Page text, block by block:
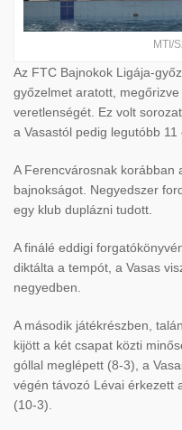
MTI/
Az FTC Bajnokok Ligája-
győzelmet aratott,
veretlenségét. Ez volt
a Vasastól pedig legutóbb 11
A Ferencvárosnak korábban
bajnokságot. Negyedszer
egy klub duplázni tudott.
A finálé eddigi
diktálta a tempót, a Vasas
negyedben.
A második játékrészben,
kijött a két csapat közti
góllal meglépett (8-3), a
végén távozó Lévai érkezett
(10-3).